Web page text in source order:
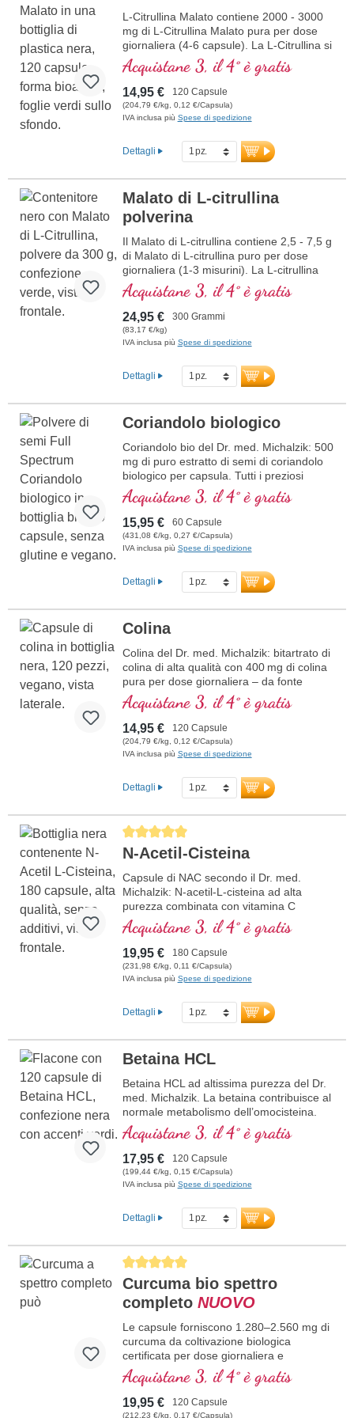
L-Citrullina Malato contiene 2000 - 3000
mg di L-Citrullina Malato pura per dose
giornaliera (4-6 capsule). La L-Citrullina si
riferisce alla forma isomerica specifica
dell'amminoacido Citrullina,
biologicamente attiva e assimilabile
dall'organismo umano. La combinazione
con Malato ne aumenta l'efficacia e
sinergia con la L-Arginina, supportando
così le prestazioni sportive. Questo
additivi. La sigillatura è priva di alluminio.
Malato
Acquistane 3, il 4° è gratis
14,95 € 120 Capsule
(204,79 €/kg, 0,12 €/Capsula)
IVA inclusa più Spese di spedizione
Dettagli
Malato di L-citrullina
polverina
Il Malato di L-citrullina contiene 2,5 - 7,5 g
di Malato di L-citrullina puro per dose
giornaliera (1-3 misurini). La L-citrullina
indica la forma isomerica specifica
dell'aminoacido citrullina, che è
biologicamente attiva e utilizzabile dal
corpo umano. La combinazione con il
malato aumenta l'efficacia e l'efficienza.
arginina per supportare la prestazione
sportiva. Questo integratore alimentare di
alluminio.
ulteriori informazioni su Malato di L-
Citrullina
Acquistane 3, il 4° è gratis
24,95 € 300 Grammi
(83,17 €/kg)
IVA inclusa più Spese di spedizione
Dettagli
Coriandolo biologico
Coriandolo bio del Dr. med. Michalzik: 500
mg di puro estratto di semi di coriandolo
biologico per capsula. Tutti i preziosi
componenti del coriandolo in qualità
premium. Vegano, senza additivi e con
sigillo privo di alluminio.
ulteriori informazioni sulle capsule di
polvere di semi di coriandolo biologico
Acquistane 3, il 4° è gratis
15,95 € 60 Capsule
(431,08 €/kg, 0,27 €/Capsula)
IVA inclusa più Spese di spedizione
Dettagli
Colina
Colina del Dr. med. Michalzik: bitartrato di
colina di alta qualità con 400 mg di colina
pura per dose giornaliera – da fonte
naturale e completamente priva di additivi,
100 % vegana e ipoallergenica. La colina
è una sostanza simile alle vitamine ed è
una parte importante del fabbisogno
nutritivo naturale. Capsule altamente
da medici e prodotte in Germania – con
purezza testata in laboratorio e
maggiori informazioni sulla colina
Acquistane 3, il 4° è gratis
14,95 € 120 Capsule
(204,79 €/kg, 0,12 €/Capsula)
IVA inclusa più Spese di spedizione
Dettagli
Average rating of 5 out of 5 stars
N-Acetil-Cisteina
Capsule di NAC secondo il Dr. med.
Michalzik: N-acetil-L-cisteina ad alta
purezza combinata con vitamina C
tamponata. Senza additivi e
perfettamente dosata con 600 mg di NAC
e 160 mg di vitamina C per dose
giornaliera. Vegano e ipoallergenico, con
vitamina C ben tollerata. Prodotto in
qualità – testato in laboratorio, certificato
ISO e HACCP. Sigillato senza alluminio.
micronutrienti.
Ulteriori informazioni sul NAC
Acquistane 3, il 4° è gratis
19,95 € 180 Capsule
(231,98 €/kg, 0,11 €/Capsula)
IVA inclusa più Spese di spedizione
Dettagli
Betaina HCL
Betaina HCL ad altissima purezza del Dr.
med. Michalzik. La betaina contribuisce al
normale metabolismo dell’omocisteina.
Vegano, ipoallergenico e privo di additivi.
Sviluppato da medici in Germania, testato
in laboratorio e confezionato in modo
sostenibile – con oltre 20 anni di
esperienza nella produzione di
maggiori informazioni sulle capsule
di betaina HCL
Acquistane 3, il 4° è gratis
17,95 € 120 Capsule
(199,44 €/kg, 0,15 €/Capsula)
IVA inclusa più Spese di spedizione
Dettagli
Average rating of 5 out of 5 stars
Curcuma bio spettro
completo NUOVO
Le capsule forniscono 1.280–2.560 mg di
curcuma da coltivazione biologica
certificata per dose giornaliera e
contengono, oltre alla curcumina,
tumeroni e curcumani naturalmente
presenti. La “Radice d’oro” è apprezzata
nell’Ayurveda da oltre 5.000 anni – per il
Acquistane 3, il 4° è gratis
19,95 € 120 Capsule
(212,23 €/kg, 0,17 €/Capsula)